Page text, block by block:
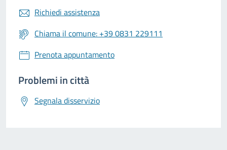
Richiedi assistenza
Chiama il comune: +39 0831 229111
Prenota appuntamento
Problemi in città
Segnala disservizio